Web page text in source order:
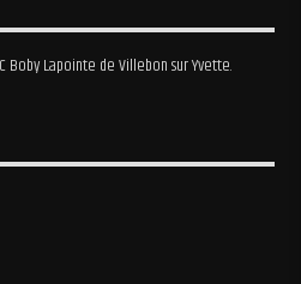
Boby Lapointe de Villebon sur Yvette.